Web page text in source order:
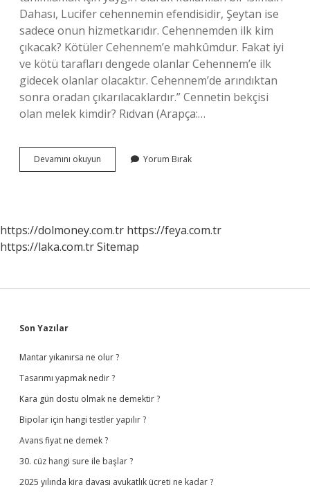
Dahası, Lucifer cehennemin efendisidir, Şeytan ise
sadece onun hizmetkarıdır. Cehennemden ilk kim
çıkacak? Kötüler Cehennem’e mahkûmdur. Fakat iyi
ve kötü tarafları dengede olanlar Cehennem’e ilk
gidecek olanlar olacaktır. Cehennem’de arındıktan
sonra oradan çıkarılacaklardır.” Cennetin bekçisi
olan melek kimdir? Rıdvan (Arapça:…
Devamını okuyun Cehennemin
Sahibi
Yorum Bırak
https://dolmoney.com.tr https://feya.com.tr
https://laka.com.trSitemap
Sidebar
Son Yazılar
Mantar yıkanırsa ne olur ?
Tasarımı yapmak nedir ?
Kara gün dostu olmak ne demektir ?
Bipolar için hangi testler yapılır ?
Avans fiyat ne demek ?
30. cüz hangi sure ile başlar ?
2025 yılında kira davası avukatlık ücreti ne kadar ?